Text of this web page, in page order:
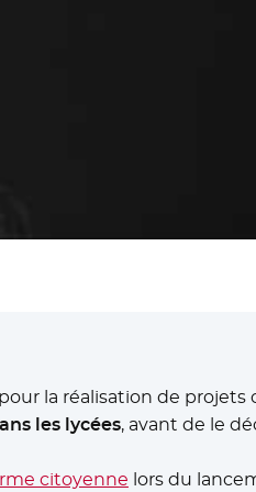
la réalisation de projets
les lycées, avant de le
citoyenne - Nouvelle
lors du